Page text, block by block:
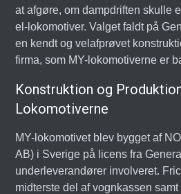
at afgøre, om dampdriften skulle
el-lokomotiver. Valget faldt på
en kendt og velafprøvet
firma, som MY-lokomotiverne er
Konstruktion og
Lokomotiverne
MY-lokomotivet blev bygget af
AB) i Sverige på licens fra
underleverandører involveret.
midterste del af vognkassen